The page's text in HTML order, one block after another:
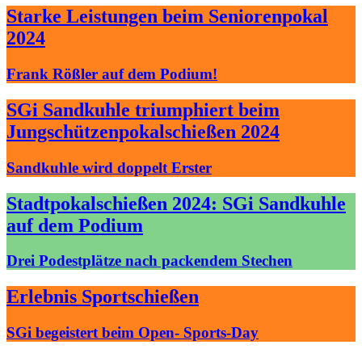
Starke Leistungen beim Seniorenpokal
2024
Frank Rößler auf dem Podium!
SGi Sandkuhle triumphiert beim
Jungschützenpokalschießen 2024
Sandkuhle wird doppelt Erster
Stadtpokalschießen 2024: SGi Sandkuhle
auf dem Podium
Drei Podestplätze nach packendem Stechen
Erlebnis Sportschießen
SGi begeistert beim Open- Sports-Day